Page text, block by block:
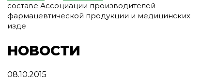
составе Ассоциации производителей
фармацевтической продукции и медицинских
изде
НОВОСТИ
08.10.2015